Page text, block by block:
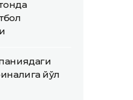
йўл